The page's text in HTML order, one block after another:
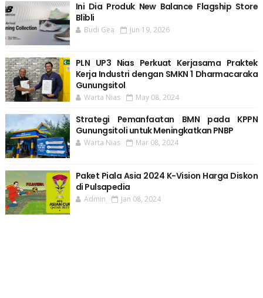
Ini Dia Produk New Balance Flagship Store
Blibli
Budi Gea Jun 19, 2026
PLN UP3 Nias Perkuat Kerjasama Praktek
Kerja Industri dengan SMKN 1 Dharmacaraka
Gunungsitol
Warta Nias May 08, 2024
Strategi Pemanfaatan BMN pada KPPN
Gunungsitoli untuk Meningkatkan PNBP
Warta Nias Mar 08, 2024
Paket Piala Asia 2024 K-Vision Harga Diskon
di Pulsapedia
Admin Jan 08, 2024